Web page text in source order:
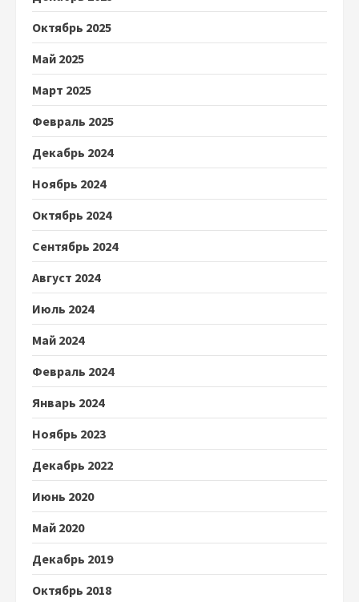
Октябрь 2025
Май 2025
Март 2025
Февраль 2025
Декабрь 2024
Ноябрь 2024
Октябрь 2024
Сентябрь 2024
Август 2024
Июль 2024
Май 2024
Февраль 2024
Январь 2024
Ноябрь 2023
Декабрь 2022
Июнь 2020
Май 2020
Декабрь 2019
Октябрь 2018